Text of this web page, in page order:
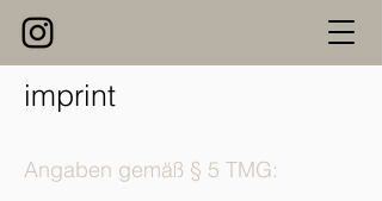
imprint
Angaben gemäß § 5 TMG: